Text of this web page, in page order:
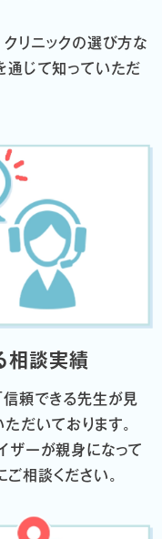
クリニックの選び方な
通じて知っていただ
談実績
信頼できる先生が見
だいております。
ザーが親身になって
相談ください。